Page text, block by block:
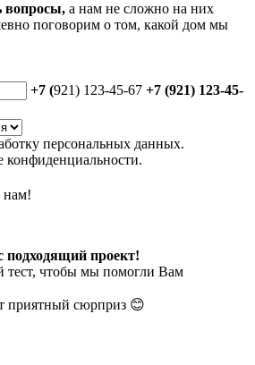
вопросы, а нам не сложно на них
поговорим о том, какой дом мы
+7 (921) 123-45-67 +7 (921) 123-45-
персональных данных.
конфиденциальности.
нам!
проект!
тест, чтобы мы помогли Вам
приятный сюрприз 😊